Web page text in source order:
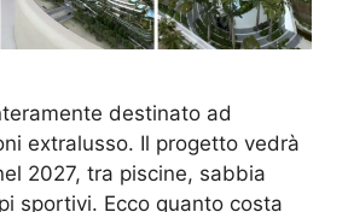
destinato ad
extralusso. Il progetto vedrà
2027, tra piscine, sabbia
sportivi. Ecco quanto costa